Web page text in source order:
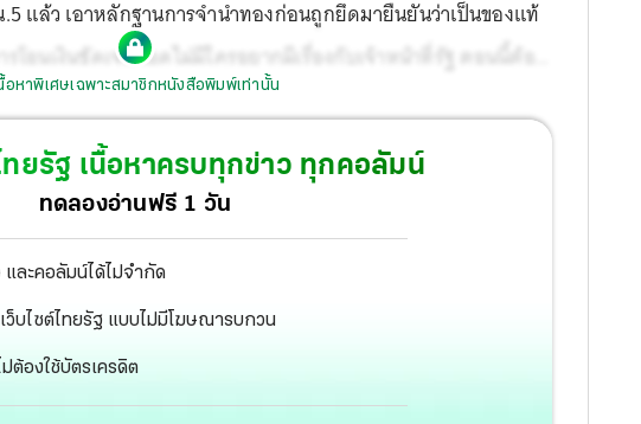
แล้ว เอาหลักฐานการจำนำทองก่อนถูกยึดมายืนยันว่าเป็นของแท้
อนเงินชัดเจน โอดไม่มีใครอยากมีเรื่องกับเจ้าหน้าที่รัฐ ตอนนี้ต้อง
น พล.ต.ต.วิทวัฒน์ ชินคำ ยัน ให้ความเป็นธรรมทุกฝ่าย สอบชุด
ถูกต้อง รวมทั้งยึด สร้อยคอทองคำหนัก 5 บาทและสร้อยข้อมือ
ย ส่วนผลการตรวจสอบจะไปทางไหนต้องอยู่ที่พยานหลักฐาน ปูด
อหาพิเศษเฉพาะสมาชิกหนังสือพิมพ์เท่านั้น
ยรัฐ เนื้อหาครบทุกข่าว ทุกคอลัมน์
ทดลองอ่านฟรี 1 วัน
ละคอลัมน์ได้ไม่จำกัด
ว็บไซต์ไทยรัฐ แบบไม่มีโฆษณารบกวน
ต้องใช้บัตรเครดิต